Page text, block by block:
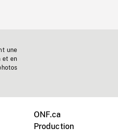
une
et en
ONF.ca
Production